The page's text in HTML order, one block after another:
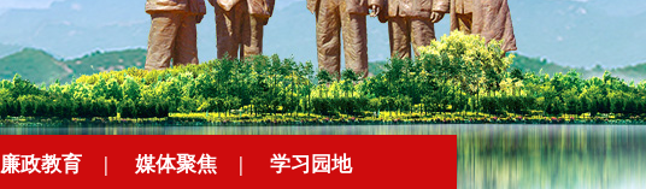
廉政教育 | 媒体聚焦 | 学习园地